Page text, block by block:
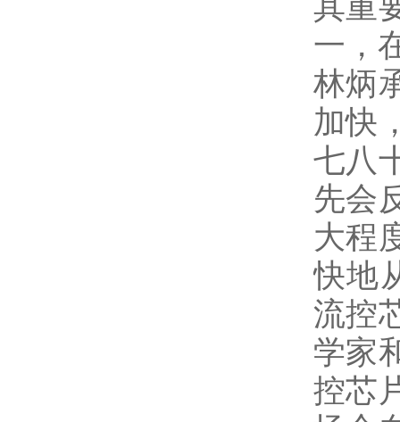
一，
林炳
加快
七八
先会
大程
快地
流控
学家
控芯